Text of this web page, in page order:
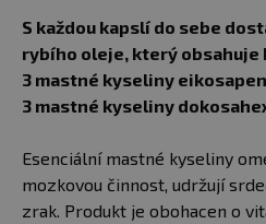
S každou kapslí do sebe
rybího oleje, který obsahuje
3 mastné kyseliny
3 mastné kyseliny
Esenciální mastné kyseliny
mozkovou činnost, udržují
zrak. Produkt je obohacen o